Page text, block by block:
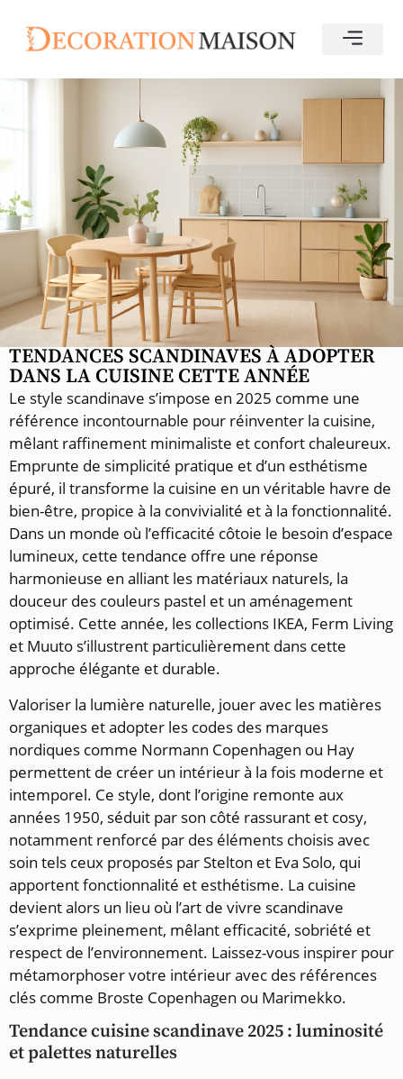
TENDANCES SCANDINAVES À ADOPTER
DANS LA CUISINE CETTE ANNÉE
Le style scandinave s’impose en 2025 comme une
référence incontournable pour réinventer la cuisine,
mêlant raffinement minimaliste et confort chaleureux.
Emprunte de simplicité pratique et d’un esthétisme
épuré, il transforme la cuisine en un véritable havre de
bien-être, propice à la convivialité et à la fonctionnalité.
Dans un monde où l’efficacité côtoie le besoin d’espace
lumineux, cette tendance offre une réponse
harmonieuse en alliant les matériaux naturels, la
douceur des couleurs pastel et un aménagement
optimisé. Cette année, les collections IKEA, Ferm Living
et Muuto s’illustrent particulièrement dans cette
approche élégante et durable.
Valoriser la lumière naturelle, jouer avec les matières
organiques et adopter les codes des marques
nordiques comme Normann Copenhagen ou Hay
permettent de créer un intérieur à la fois moderne et
intemporel. Ce style, dont l’origine remonte aux
années 1950, séduit par son côté rassurant et cosy,
notamment renforcé par des éléments choisis avec
soin tels ceux proposés par Stelton et Eva Solo, qui
apportent fonctionnalité et esthétisme. La cuisine
devient alors un lieu où l’art de vivre scandinave
s’exprime pleinement, mêlant efficacité, sobriété et
respect de l’environnement. Laissez-vous inspirer pour
métamorphoser votre intérieur avec des références
clés comme Broste Copenhagen ou Marimekko.
Tendance cuisine scandinave 2025 : luminosité
et palettes naturelles